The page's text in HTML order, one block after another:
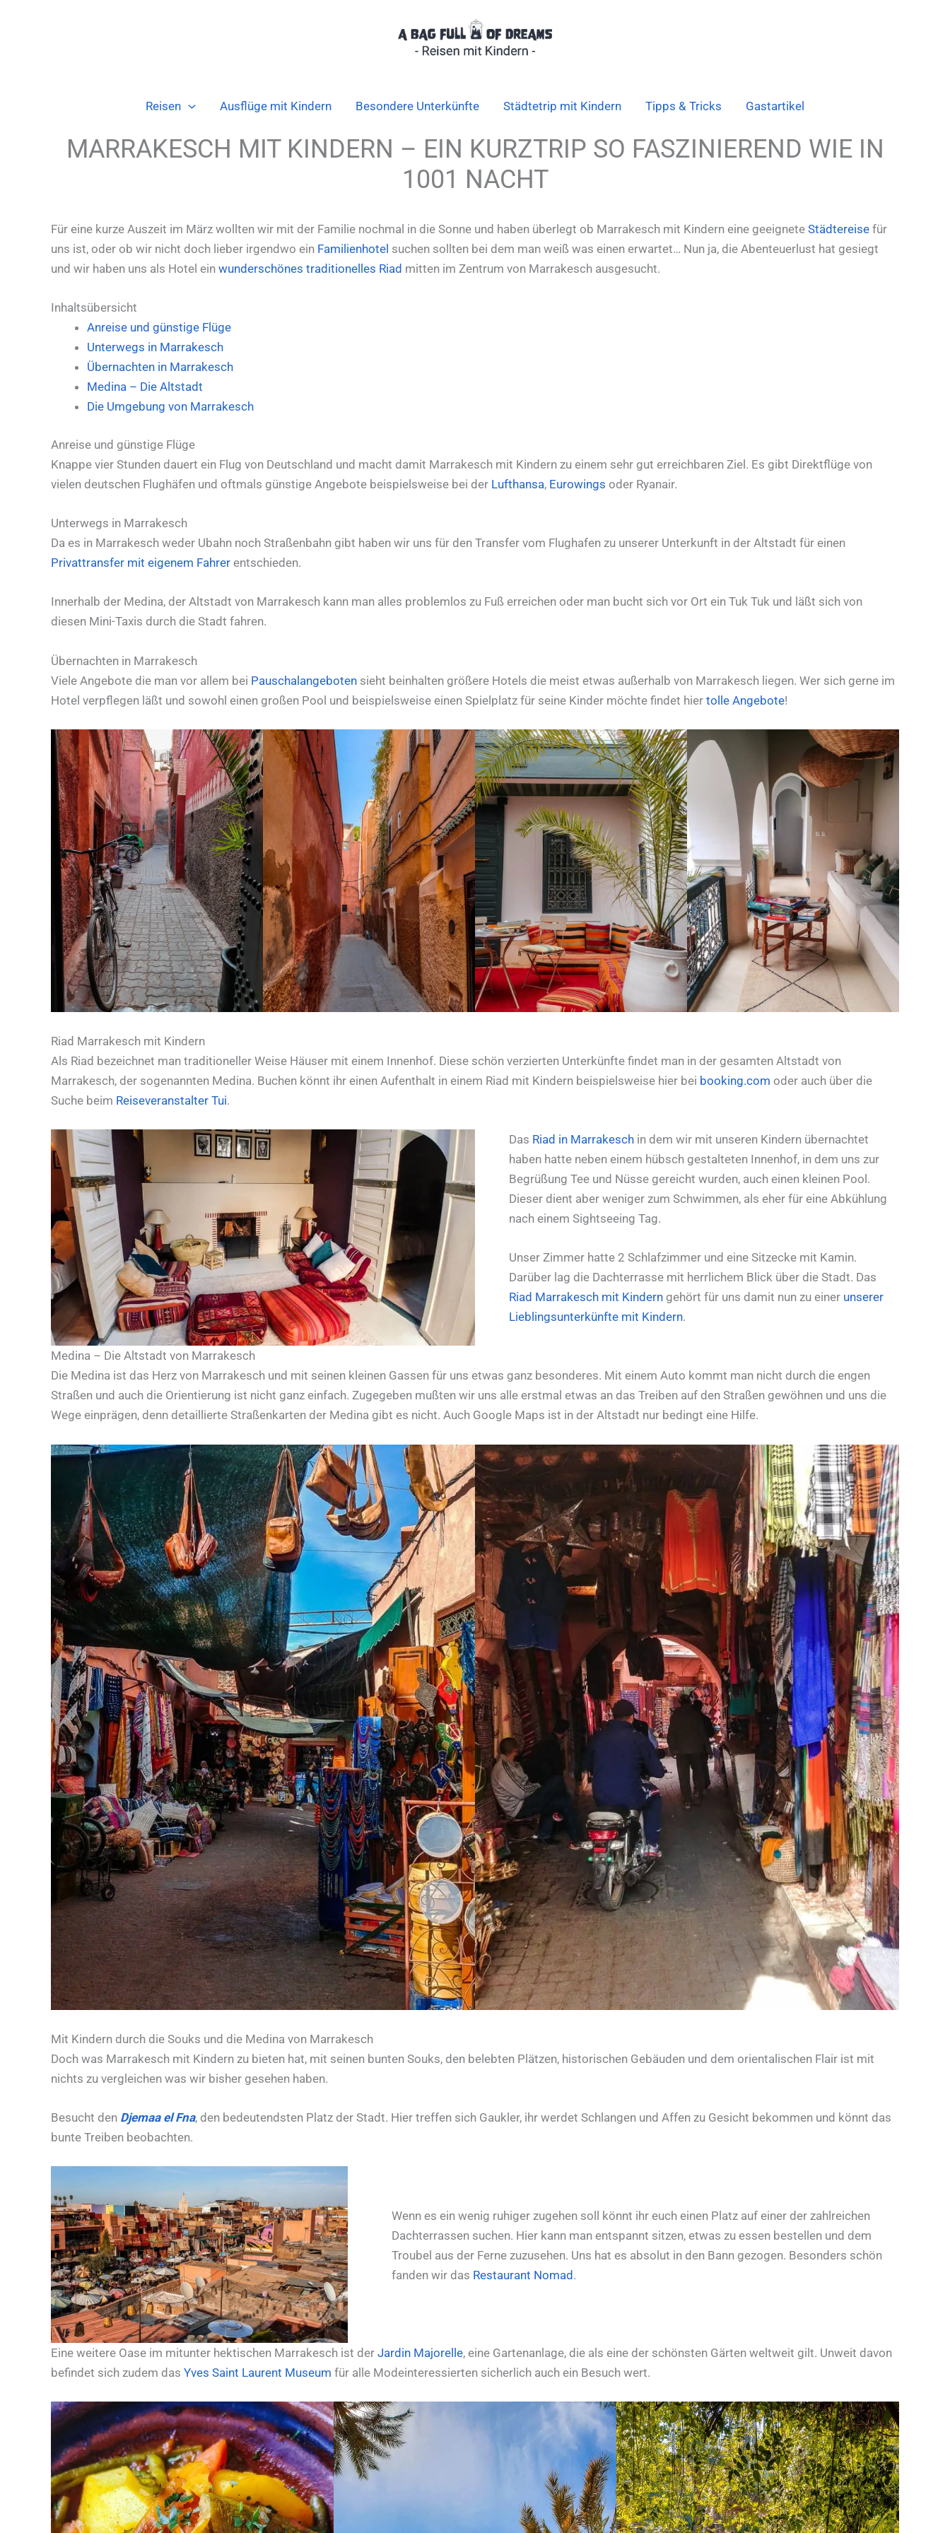
Reisen Ausflüge mit Kindern Besondere Unterkünfte Städtetrip mit Kindern Tipps & Tricks Gastartikel
MARRAKESCH MIT KINDERN – EIN KURZTRIP SO FASZINIEREND WIE IN
1001 NACHT
Für eine kurze Auszeit im März wollten wir mit der Familie nochmal in die Sonne und haben überlegt ob Marrakesch mit Kindern eine geeignete Städtereise für
uns ist, oder ob wir nicht doch lieber irgendwo ein Familienhotel suchen sollten bei dem man weiß was einen erwartet… Nun ja, die Abenteuerlust hat gesiegt
und wir haben uns als Hotel ein wunderschönes traditionelles Riad mitten im Zentrum von Marrakesch ausgesucht.
Inhaltsübersicht
Anreise und günstige Flüge
Unterwegs in Marrakesch
Übernachten in Marrakesch
Medina – Die Altstadt
Die Umgebung von Marrakesch
Anreise und günstige Flüge
Knappe vier Stunden dauert ein Flug von Deutschland und macht damit Marrakesch mit Kindern zu einem sehr gut erreichbaren Ziel. Es gibt Direktflüge von
vielen deutschen Flughäfen und oftmals günstige Angebote beispielsweise bei der Lufthansa, Eurowings oder Ryanair.
Unterwegs in Marrakesch
Da es in Marrakesch weder Ubahn noch Straßenbahn gibt haben wir uns für den Transfer vom Flughafen zu unserer Unterkunft in der Altstadt für einen
Privattransfer mit eigenem Fahrer entschieden.
Innerhalb der Medina, der Altstadt von Marrakesch kann man alles problemlos zu Fuß erreichen oder man bucht sich vor Ort ein Tuk Tuk und läßt sich von
diesen Mini-Taxis durch die Stadt fahren.
Übernachten in Marrakesch
Viele Angebote die man vor allem bei Pauschalangeboten sieht beinhalten größere Hotels die meist etwas außerhalb von Marrakesch liegen. Wer sich gerne im
Hotel verpflegen läßt und sowohl einen großen Pool und beispielsweise einen Spielplatz für seine Kinder möchte findet hier tolle Angebote!
Riad Marrakesch mit Kindern
Als Riad bezeichnet man traditioneller Weise Häuser mit einem Innenhof. Diese schön verzierten Unterkünfte findet man in der gesamten Altstadt von
Marrakesch, der sogenannten Medina. Buchen könnt ihr einen Aufenthalt in einem Riad mit Kindern beispielsweise hier bei booking.com oder auch über die
Suche beim Reiseveranstalter Tui.
Das Riad in Marrakesch in dem wir mit unseren Kindern übernachtet
haben hatte neben einem hübsch gestalteten Innenhof, in dem uns zur
Begrüßung Tee und Nüsse gereicht wurden, auch einen kleinen Pool.
Dieser dient aber weniger zum Schwimmen, als eher für eine Abkühlung
nach einem Sightseeing Tag.
Unser Zimmer hatte 2 Schlafzimmer und eine Sitzecke mit Kamin.
Darüber lag die Dachterrasse mit herrlichem Blick über die Stadt. Das
Riad Marrakesch mit Kindern gehört für uns damit nun zu einer unserer
Lieblingsunterkünfte mit Kindern.
Medina – Die Altstadt von Marrakesch
Die Medina ist das Herz von Marrakesch und mit seinen kleinen Gassen für uns etwas ganz besonderes. Mit einem Auto kommt man nicht durch die engen
Straßen und auch die Orientierung ist nicht ganz einfach. Zugegeben mußten wir uns alle erstmal etwas an das Treiben auf den Straßen gewöhnen und uns die
Wege einprägen, denn detaillierte Straßenkarten der Medina gibt es nicht. Auch Google Maps ist in der Altstadt nur bedingt eine Hilfe.
Mit Kindern durch die Souks und die Medina von Marrakesch
Doch was Marrakesch mit Kindern zu bieten hat, mit seinen bunten Souks, den belebten Plätzen, historischen Gebäuden und dem orientalischen Flair ist mit
nichts zu vergleichen was wir bisher gesehen haben.
Besucht den Djemaa el Fna, den bedeutendsten Platz der Stadt. Hier treffen sich Gaukler, ihr werdet Schlangen und Affen zu Gesicht bekommen und könnt das
bunte Treiben beobachten.
Wenn es ein wenig ruhiger zugehen soll könnt ihr euch einen Platz auf einer der zahlreichen
Dachterrassen suchen. Hier kann man entspannt sitzen, etwas zu essen bestellen und dem
Troubel aus der Ferne zuzusehen. Uns hat es absolut in den Bann gezogen. Besonders schön
fanden wir das Restaurant Nomad.
Eine weitere Oase im mitunter hektischen Marrakesch ist der Jardin Majorelle, eine Gartenanlage, die als eine der schönsten Gärten weltweit gilt. Unweit davon
befindet sich zudem das Yves Saint Laurent Museum für alle Modeinteressierten sicherlich auch ein Besuch wert.